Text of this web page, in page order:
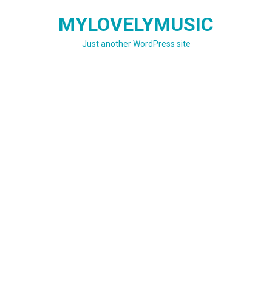
MYLOVELYMUSIC
Just another WordPress site